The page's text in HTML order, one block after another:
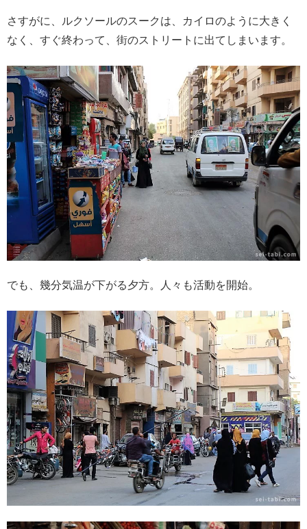
さすがに、ルクソールのスークは、カイロのように大きく
なく、すぐ終わって、街のストリートに出てしまいます。
でも、幾分気温が下がる夕方。人々も活動を開始。